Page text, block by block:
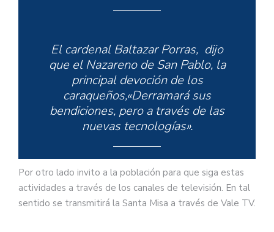
El cardenal Baltazar Porras, dijo
que el Nazareno de San Pablo, la
principal devoción de los
caraqueños,«Derramará sus
bendiciones, pero a través de las
nuevas tecnologías».
Por otro lado invito a la población para que siga estas
actividades a través de los canales de televisión. En tal
sentido se transmitirá la Santa Misa a través de Vale TV.